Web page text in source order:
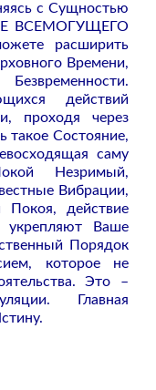
с Сущностью
ВСЕМОГУЩЕГО
расширить
Времени,
действий
проходя через
такое Состояние,
саму
Незримый,
Вибрации,
действие
укрепляют Ваше
Порядок
которое не
Это –
Главная